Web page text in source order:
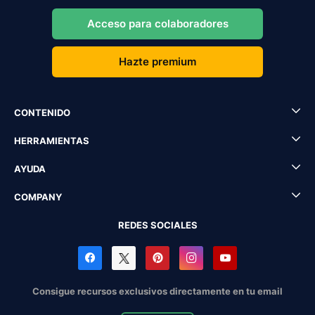
Acceso para colaboradores
Hazte premium
CONTENIDO
HERRAMIENTAS
AYUDA
COMPANY
REDES SOCIALES
Consigue recursos exclusivos directamente en tu email